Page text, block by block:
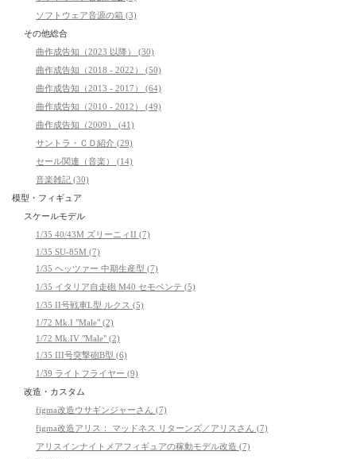
ソフトウェア音源の箱 (3)
その他総合
曲作成告知（2023 以降） (30)
曲作成告知（2018 - 2022） (50)
曲作成告知（2013 - 2017） (64)
曲作成告知（2010 - 2012） (49)
曲作成告知（2009） (41)
サントラ・ＣＤ紹介 (29)
セール関連（音楽） (14)
音楽雑記 (30)
模型・フィギュア
スケールモデル
1/35 40/43M ズリーニィII (7)
1/35 SU-85M (7)
1/35 ヘッツァー 中期生産型 (7)
1/35 イタリア自走砲 M40 セモベンテ (5)
1/35 II号戦車L型 ルクス (5)
1/72 Mk.I "Male" (2)
1/72 Mk.IV "Male" (2)
1/35 III号突撃砲B型 (6)
1/39 ライトフライヤー (9)
改造・カスタム
figma改造ウサギンジャーさん (7)
figma改造アリス： マッドネス リターンズ／アリスさん (7)
アリスインナイトメアフィギュアの稼動モデル改造 (7)